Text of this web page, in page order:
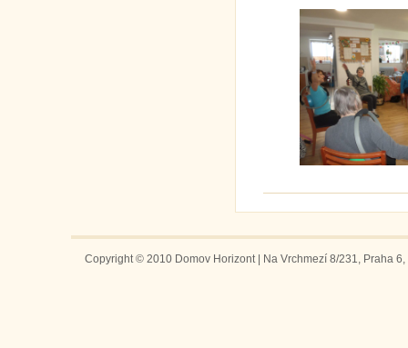
Copyright © 2010 Domov Horizont | Na Vrchmezí 8/231, Praha